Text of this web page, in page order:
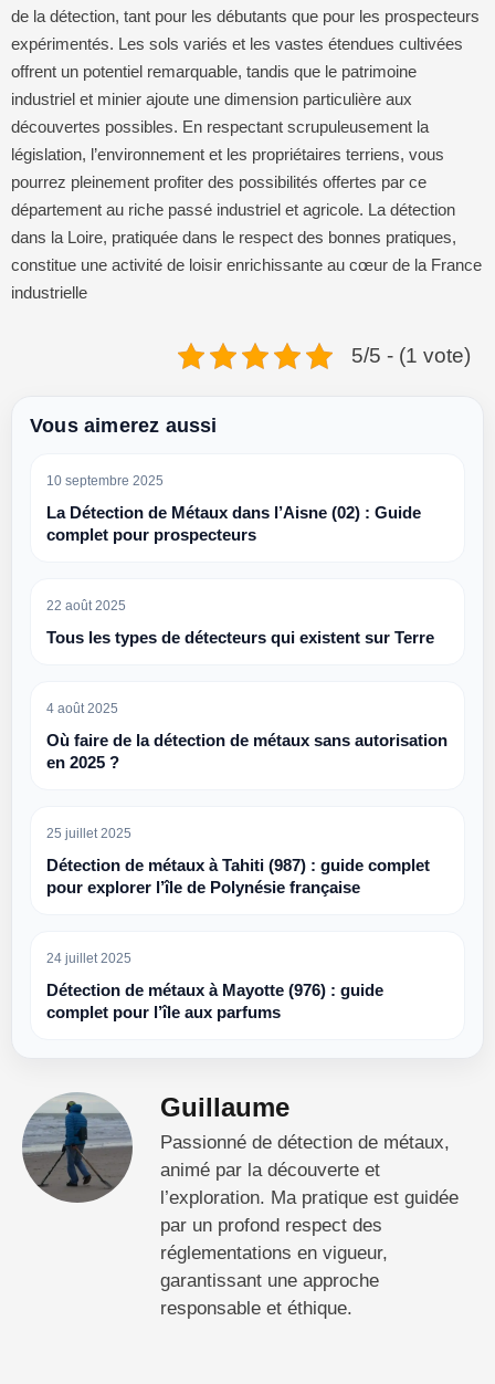
de la détection, tant pour les débutants que pour les prospecteurs
expérimentés. Les sols variés et les vastes étendues cultivées
offrent un potentiel remarquable, tandis que le patrimoine
industriel et minier ajoute une dimension particulière aux
découvertes possibles. En respectant scrupuleusement la
législation, l’environnement et les propriétaires terriens, vous
pourrez pleinement profiter des possibilités offertes par ce
département au riche passé industriel et agricole. La détection
dans la Loire, pratiquée dans le respect des bonnes pratiques,
constitue une activité de loisir enrichissante au cœur de la France
industrielle
5/5 - (1 vote)
Vous aimerez aussi
10 septembre 2025
La Détection de Métaux dans l’Aisne (02) : Guide
complet pour prospecteurs
22 août 2025
Tous les types de détecteurs qui existent sur Terre
4 août 2025
Où faire de la détection de métaux sans autorisation
en 2025 ?
25 juillet 2025
Détection de métaux à Tahiti (987) : guide complet
pour explorer l’île de Polynésie française
24 juillet 2025
Détection de métaux à Mayotte (976) : guide
complet pour l’île aux parfums
Guillaume
Passionné de détection de métaux,
animé par la découverte et
l’exploration. Ma pratique est guidée
par un profond respect des
réglementations en vigueur,
garantissant une approche
responsable et éthique.